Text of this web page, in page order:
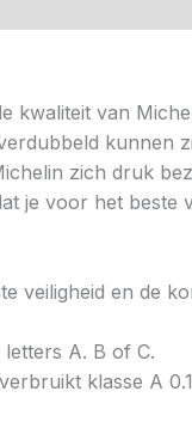
kwaliteit van
kunnen
zich druk
je voor het beste
veiligheid en de
A. B of C.
klasse A